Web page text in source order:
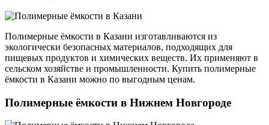
Полимерные ёмкости в Казани изготавливаются из
экологически безопасных материалов, подходящих для
пищевых продуктов и химических веществ. Их применяют в
сельском хозяйстве и промышленности. Купить полимерные
ёмкости в Казани можно по выгодным ценам.
Полимерные ёмкости в Нижнем Новгороде